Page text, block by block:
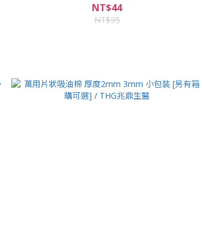
NT$44
NT$95